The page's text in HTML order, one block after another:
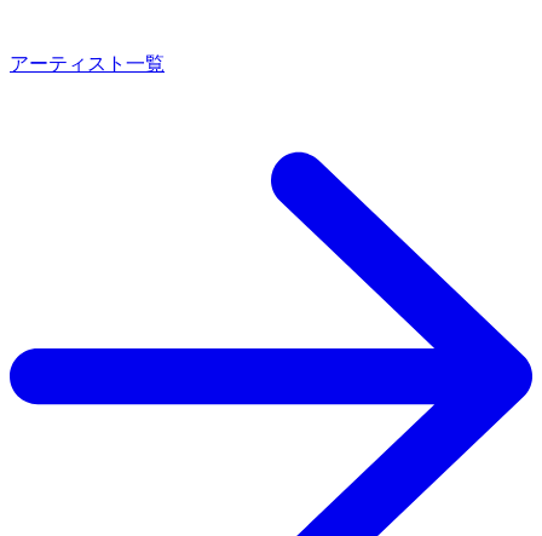
アーティスト一覧